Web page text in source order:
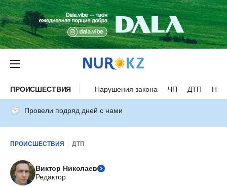
ПРОИСШЕСТВИЯ Нарушения закона ЧП ДТП
Провели подряд дней с нами
ПРОИСШЕСТВИЯ ДТП
Виктор Николаев
Редактор